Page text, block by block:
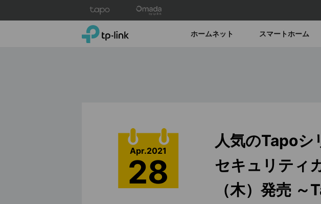
TP-Link, Reliably Smart ホームネット スマートホーム
Apr.2021
28
人気のTapoシ
セキュリティ
（木）発売